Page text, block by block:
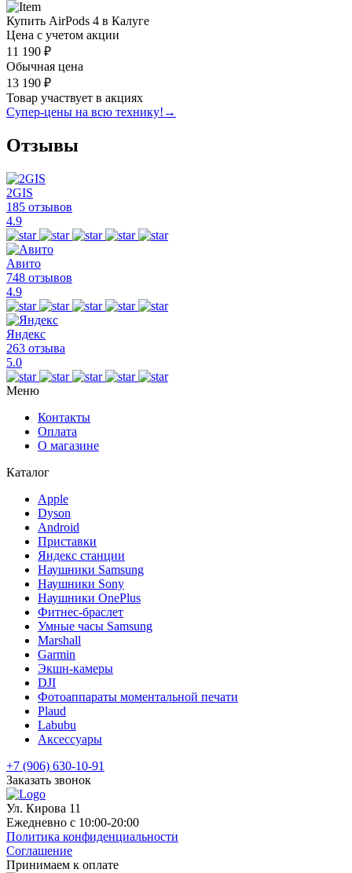
Купить AirPods 4 в Калуге
Цена с учетом акции
11 190 ₽
Обычная цена
13 190 ₽
Товар участвует в акциях
Супер-цены на всю технику! →
Отзывы
2GIS
185 отзывов
4.9
Авито
748 отзывов
4.9
Яндекс
263 отзыва
5.0
Меню
Контакты
Оплата
О магазине
Каталог
Apple
Dyson
Android
Приставки
Яндекс станции
Наушники Samsung
Наушники Sony
Наушники OnePlus
Фитнес-браслет
Умные часы Samsung
Marshall
Garmin
Экшн-камеры
DJI
Фотоаппараты моментальной печати
Plaud
Labubu
Аксессуары
+7 (906) 630-10-91
Заказать звонок
Ул. Кирова 11
Ежедневно с 10:00-20:00
Политика конфиденциальности
Соглашение
Принимаем к оплате